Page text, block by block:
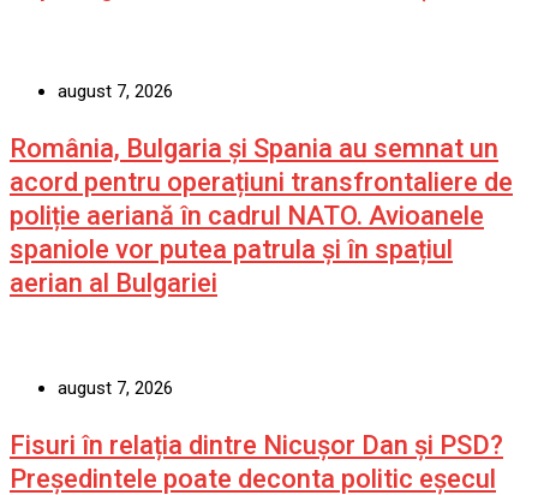
august 7, 2026
România, Bulgaria și Spania au semnat un
acord pentru operațiuni transfrontaliere de
poliție aeriană în cadrul NATO. Avioanele
spaniole vor putea patrula și în spațiul
aerian al Bulgariei
august 7, 2026
Fisuri în relația dintre Nicușor Dan și PSD?
Președintele poate deconta politic eșecul